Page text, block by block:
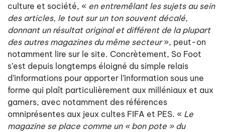
culture et société, « en entremêlant les sujets au sein
des articles, le tout sur un ton souvent décalé,
donnant un résultat original et différent de la plupart
des autres magazines du même secteur», peut-on
notamment lire sur le site. Concrètement, So Foot
s’est depuis longtemps éloigné du simple relais
d’informations pour apporter l’information sous une
forme qui plaît particulièrement aux milléniaux et aux
gamers, avec notamment des références
omniprésentes aux jeux cultes FIFA et PES. « Le
magazine se place comme un « bon pote » du